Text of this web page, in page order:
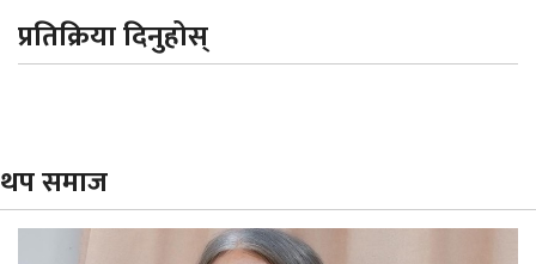
प्रतिक्रिया दिनुहोस्
थप समाज